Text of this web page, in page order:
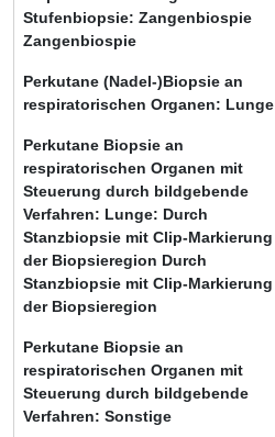
Stufenbiopsie: Zangenbiospie
Zangenbiospie
Perkutane (Nadel-)Biopsie an
respiratorischen Organen: Lunge
Perkutane Biopsie an
respiratorischen Organen mit
Steuerung durch bildgebende
Verfahren: Lunge: Durch
Stanzbiopsie mit Clip-Markierung
der Biopsieregion Durch
Stanzbiopsie mit Clip-Markierung
der Biopsieregion
Perkutane Biopsie an
respiratorischen Organen mit
Steuerung durch bildgebende
Verfahren: Sonstige